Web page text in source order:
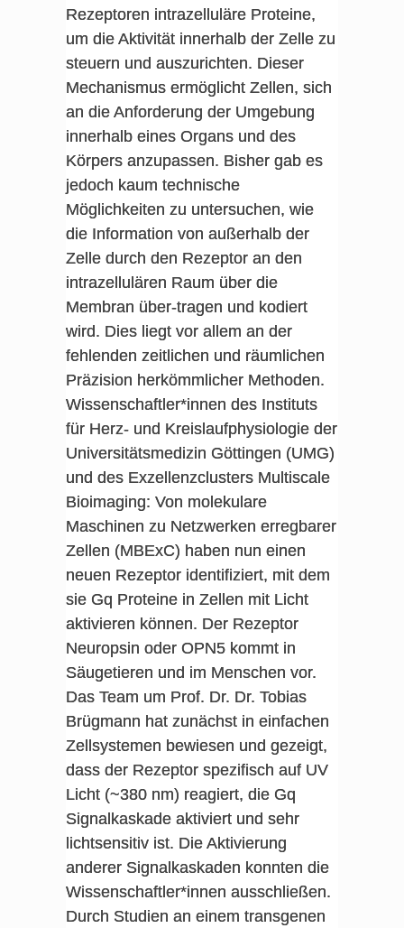
Rezeptoren intrazelluläre Proteine,
um die Aktivität innerhalb der Zelle zu
steuern und auszurichten. Dieser
Mechanismus ermöglicht Zellen, sich
an die Anforderung der Umgebung
innerhalb eines Organs und des
Körpers anzupassen. Bisher gab es
jedoch kaum technische
Möglichkeiten zu untersuchen, wie
die Information von außerhalb der
Zelle durch den Rezeptor an den
intrazellulären Raum über die
Membran über-tragen und kodiert
wird. Dies liegt vor allem an der
fehlenden zeitlichen und räumlichen
Präzision herkömmlicher Methoden.
Wissenschaftler*innen des Instituts
für Herz- und Kreislaufphysiologie der
Universitätsmedizin Göttingen (UMG)
und des Exzellenzclusters Multiscale
Bioimaging: Von molekulare
Maschinen zu Netzwerken erregbarer
Zellen (MBExC) haben nun einen
neuen Rezeptor identifiziert, mit dem
sie Gq Proteine in Zellen mit Licht
aktivieren können. Der Rezeptor
Neuropsin oder OPN5 kommt in
Säugetieren und im Menschen vor.
Das Team um Prof. Dr. Dr. Tobias
Brügmann hat zunächst in einfachen
Zellsystemen bewiesen und gezeigt,
dass der Rezeptor spezifisch auf UV
Licht (~380 nm) reagiert, die Gq
Signalkaskade aktiviert und sehr
lichtsensitiv ist. Die Aktivierung
anderer Signalkaskaden konnten die
Wissenschaftler*innen ausschließen.
Durch Studien an einem transgenen